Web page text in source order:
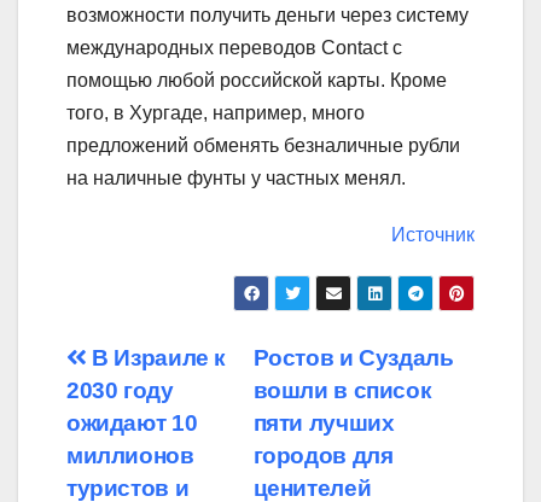
возможности получить деньги через систему
международных переводов Contact с
помощью любой российской карты. Кроме
того, в Хургаде, например, много
предложений обменять безналичные рубли
на наличные фунты у частных менял.
Источник
Навигация
по
записям
Ростов и Суздаль
вошли в список
пяти лучших
городов для
ценителей
В Израиле к
2030 году
ожидают 10
миллионов
туристов и